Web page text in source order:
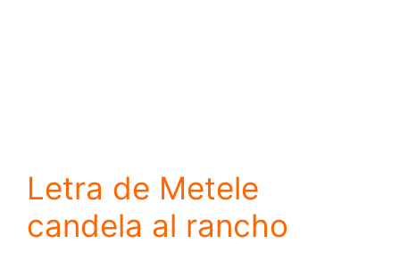
Letra de Metele
candela al rancho